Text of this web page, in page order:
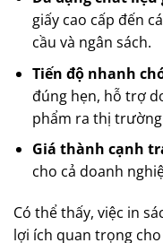
giấy cao cấp đến
cầu và ngân sách.
Tiến độ nhanh
đúng hẹn, hỗ trợ
phẩm ra thị
Giá thành cạnh
cho cả doanh
Có thể thấy, việc in
lợi ích quan trọng